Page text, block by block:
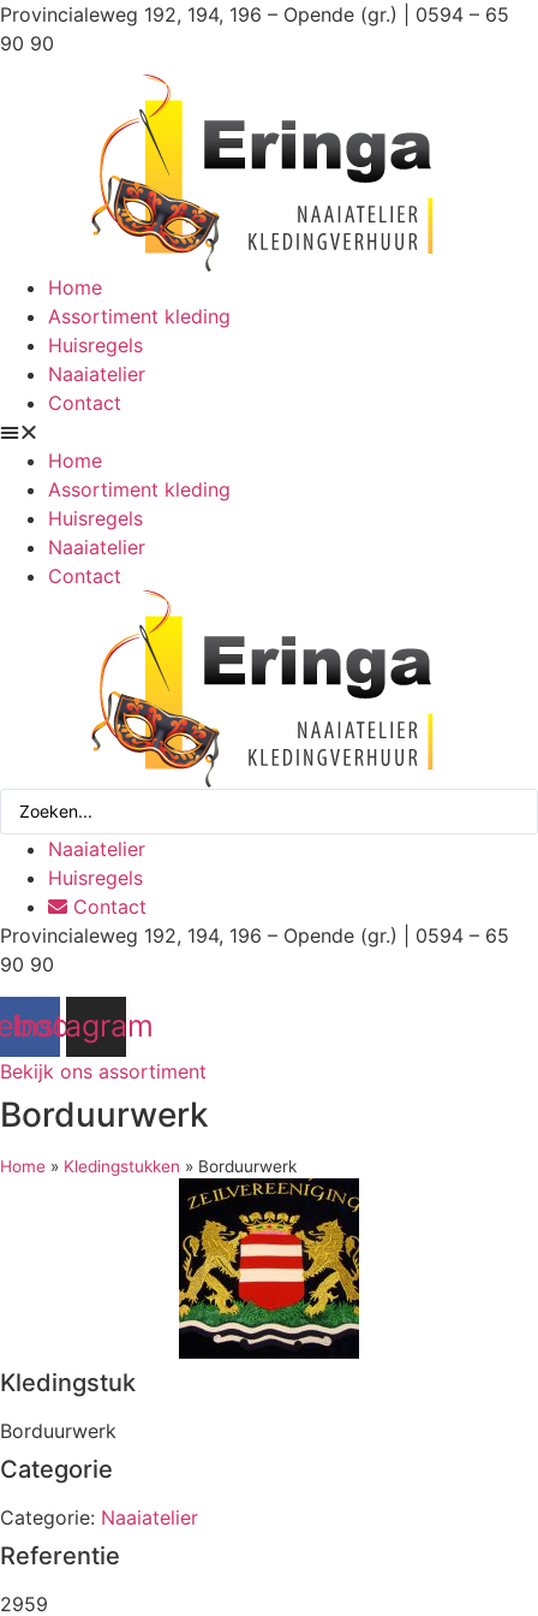
Ga
naar
Provincialeweg 192, 194, 196 – Opende (gr.) | 0594 – 65
90 90
Home
Assortiment kleding
Huisregels
Naaiatelier
Contact
Home
Assortiment kleding
Huisregels
Naaiatelier
Contact
Search
Naaiatelier
Huisregels
Contact
Provincialeweg 192, 194, 196 – Opende (gr.) | 0594 – 65
90 90
Instagram
Bekijk ons assortiment
Borduurwerk
Home » Kledingstukken » Borduurwerk
Kledingstuk
Borduurwerk
Categorie
Categorie: Naaiatelier
Referentie
2959